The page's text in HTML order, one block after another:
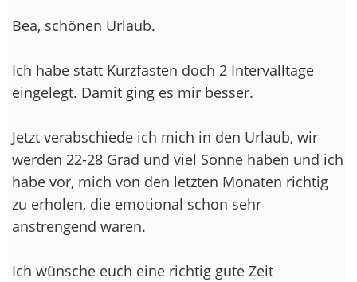
Bea, schönen Urlaub.
Ich habe statt Kurzfasten doch 2 Intervalltage
eingelegt. Damit ging es mir besser.
Jetzt verabschiede ich mich in den Urlaub, wir
werden 22-28 Grad und viel Sonne haben und ich
habe vor, mich von den letzten Monaten richtig
zu erholen, die emotional schon sehr
anstrengend waren.
Ich wünsche euch eine richtig gute Zeit